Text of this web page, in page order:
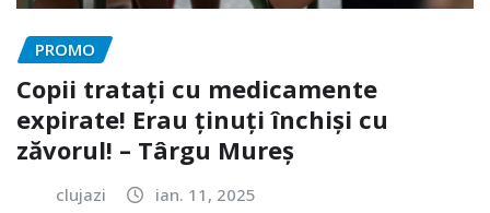
PROMO
Copii tratați cu medicamente
expirate! Erau ținuți închiși cu
zăvorul! – Târgu Mureș
clujazi ian. 11, 2025